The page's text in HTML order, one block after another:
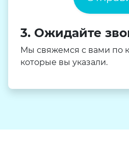
3. Ожидайте
Мы свяжемся с вами по
которые вы указали.